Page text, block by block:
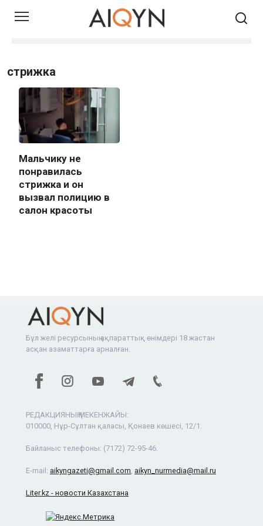
Skip
стрижка
Мальчику не
понравилась
стрижка и он
вызвал полицию в
салон красоты
Бұл желі ресурсының ақпараттық өнімдері 18 жастан
асқан азаматтарға арналған.
РЕДАКЦИЯНЫҢ МЕКЕНЖАЙЫ:
010000, Нұр-Сұлтан қаласы, Қонаев көшесі, 12/1.
Байланыс телефоны: (7172) 72-95-46.
E-mail: aikyngazeti@gmail.com aikyn_nurmedia@mail.ru
Liter.kz - новости Казахстана